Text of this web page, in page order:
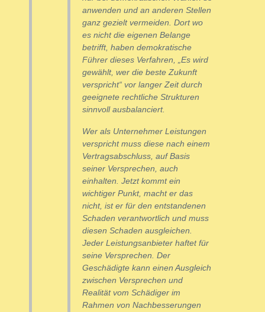
anwenden und an anderen Stellen
ganz gezielt vermeiden. Dort wo
es nicht die eigenen Belange
betrifft, haben demokratische
Führer dieses Verfahren, „Es wird
gewählt, wer die beste Zukunft
verspricht“ vor langer Zeit durch
geeignete rechtliche Strukturen
sinnvoll ausbalanciert.
Wer als Unternehmer Leistungen
verspricht muss diese nach einem
Vertragsabschluss, auf Basis
seiner Versprechen, auch
einhalten. Jetzt kommt ein
wichtiger Punkt, macht er das
nicht, ist er für den entstandenen
Schaden verantwortlich und muss
diesen Schaden ausgleichen.
Jeder Leistungsanbieter haftet für
seine Versprechen. Der
Geschädigte kann einen Ausgleich
zwischen Versprechen und
Realität vom Schädiger im
Rahmen von Nachbesserungen